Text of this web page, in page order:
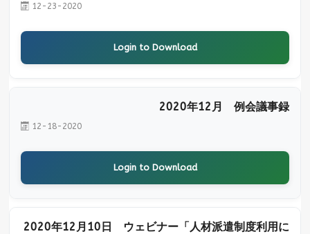
12-23-2020
Login to Download
2020年12月 例会議事録
12-18-2020
Login to Download
2020年12月10日 ウェビナー「人材派遣制度利用に